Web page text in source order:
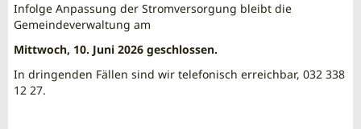
Infolge Anpassung der Stromversorgung bleibt die
Gemeindeverwaltung am
Mittwoch, 10. Juni 2026 geschlossen.
In dringenden Fällen sind wir telefonisch erreichbar, 032 338
12 27.